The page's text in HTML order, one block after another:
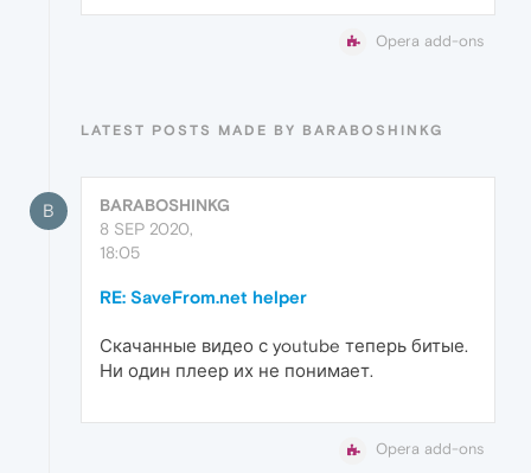
Opera add-ons
LATEST POSTS MADE BY BARABOSHINKG
B
BARABOSHINKG
8 SEP 2020,
18:05
RE: SaveFrom.net helper
Скачанные видео с youtube теперь битые.
Ни один плеер их не понимает.
Opera add-ons